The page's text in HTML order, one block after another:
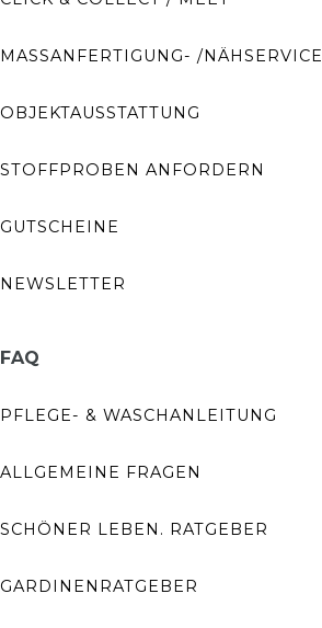
MASSANFERTIGUNG- /NÄHSERVICE
OBJEKTAUSSTATTUNG
STOFFPROBEN ANFORDERN
GUTSCHEINE
NEWSLETTER
FAQ
PFLEGE- & WASCHANLEITUNG
ALLGEMEINE FRAGEN
SCHÖNER LEBEN. RATGEBER
GARDINENRATGEBER